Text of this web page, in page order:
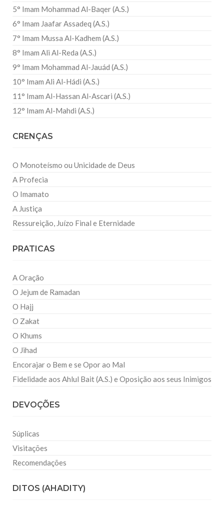
5° Imam Mohammad Al-Baqer (A.S.)
6° Imam Jaafar Assadeq (A.S.)
7° Imam Mussa Al-Kadhem (A.S.)
8° Imam Ali Al-Reda (A.S.)
9° Imam Mohammad Al-Jauád (A.S.)
10° Imam Ali Al-Hádi (A.S.)
11° Imam Al-Hassan Al-Ascari (A.S.)
12° Imam Al-Mahdi (A.S.)
CRENÇAS
O Monoteísmo ou Unicidade de Deus
A Profecia
O Imamato
A Justiça
Ressureição, Juízo Final e Eternidade
PRATICAS
A Oração
O Jejum de Ramadan
O Hajj
O Zakat
O Khums
O Jihad
Encorajar o Bem e se Opor ao Mal
Fidelidade aos Ahlul Bait (A.S.) e Oposição aos seus Inimigos
DEVOÇÕES
Súplicas
Visitações
Recomendações
DITOS (AHADITY)